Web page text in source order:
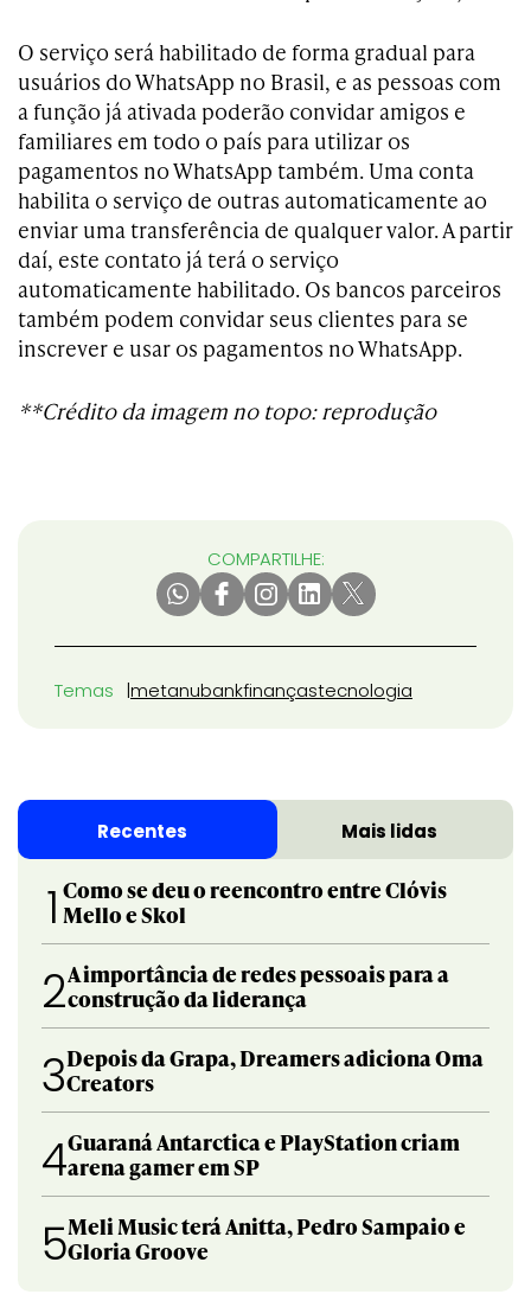
O serviço será habilitado de forma gradual para
usuários do WhatsApp no Brasil, e as pessoas com
a função já ativada poderão convidar amigos e
familiares em todo o país para utilizar os
pagamentos no WhatsApp também. Uma conta
habilita o serviço de outras automaticamente ao
enviar uma transferência de qualquer valor. A partir
daí, este contato já terá o serviço
automaticamente habilitado. Os bancos parceiros
também podem convidar seus clientes para se
inscrever e usar os pagamentos no WhatsApp.
**Crédito da imagem no topo: reprodução
COMPARTILHE:
Temas metanubankfinançastecnologia
Recentes Mais lidas
1 Como se deu o reencontro entre Clóvis
Mello e Skol
2A importância de redes pessoais para a
construção da liderança
3Depois da Grapa, Dreamers adiciona Oma
Creators
4Guaraná Antarctica e PlayStation criam
arena gamer em SP
5Meli Music terá Anitta, Pedro Sampaio e
Gloria Groove